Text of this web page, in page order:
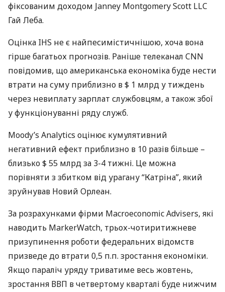
фіксованим доходом Janney Montgomery Scott LLC
Гай Леба.
Оцінка IHS не є найпесимістичнішою, хоча вона
гірше багатьох прогнозів. Раніше телеканал CNN
повідомив, що американська економіка буде нести
втрати на суму приблизно в $ 1 млрд у тиждень
через невиплату зарплат службовцям, а також збої
у функціонуванні ряду служб.
Moody’s Analytics оцінює кумулятивний
негативний ефект приблизно в 10 разів більше –
близько $ 55 млрд за 3-4 тижні. Це можна
порівняти з збитком від урагану “Катріна”, який
зруйнував Новий Орлеан.
За розрахунками фірми Macroeconomic Advisers, які
наводить MarkerWatch, трьох-чотиритижневе
призупинення роботи федеральних відомств
призведе до втрати 0,5 п.п. зростання економіки.
Якщо параліч уряду триватиме весь жовтень,
зростання ВВП в четвертому кварталі буде нижчим